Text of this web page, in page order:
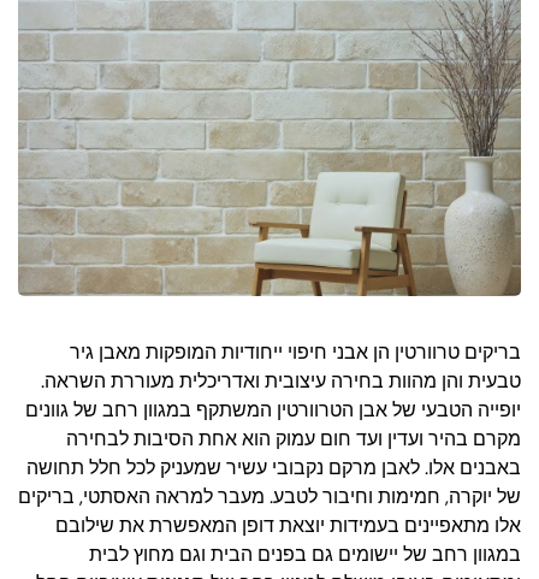
בריקים טרוורטין הן אבני חיפוי ייחודיות המופקות מאבן גיר
טבעית והן מהוות בחירה עיצובית ואדריכלית מעוררת השראה.
יופייה הטבעי של אבן הטרוורטין המשתקף במגוון רחב של גוונים
מקרם בהיר ועדין ועד חום עמוק הוא אחת הסיבות לבחירה
באבנים אלו. לאבן מרקם נקבובי עשיר שמעניק לכל חלל תחושה
של יוקרה, חמימות וחיבור לטבע. מעבר למראה האסתטי, בריקים
אלו מתאפיינים בעמידות יוצאת דופן המאפשרת את שילובם
במגוון רחב של יישומים גם בפנים הבית וגם מחוץ לבית